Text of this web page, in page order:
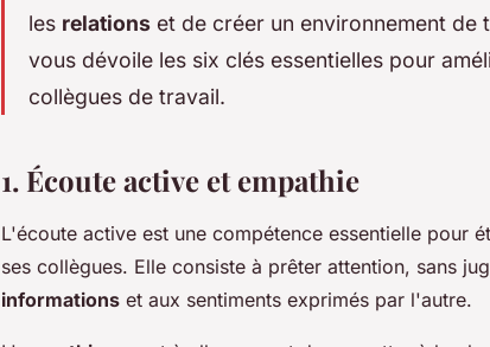
les relations et de créer un environnement de
vous dévoile les six clés essentielles pour
collègues de travail.
1. Écoute active et empathie
L'écoute active est une compétence essentielle pour
ses collègues. Elle consiste à prêter attention, sans
informations et aux sentiments exprimés par l'autre.